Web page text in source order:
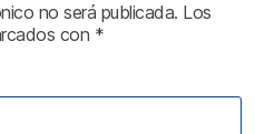
no será publicada. Los
con *